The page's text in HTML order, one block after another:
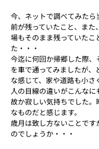
今、ネットで調べてみた
前が残っていたこと、また
場もそのまま残っていたこ
た・・・
今迄に何回か帰郷した際、
を車で通ってみましたが、
な感じて、家や道路も小
人の目線の違いがこんな
故か寂しい気持ちでした
なものだと感じます。
歳月は致し方ないことで
のでしょうか・・・